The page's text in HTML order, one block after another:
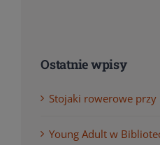
Ostatnie wpisy
Stojaki rowerowe przy
Young Adult w